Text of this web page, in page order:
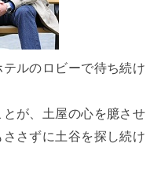
ルのロビーで待ち続け
が、土屋の心を臆させ
さずに土谷を探し続け